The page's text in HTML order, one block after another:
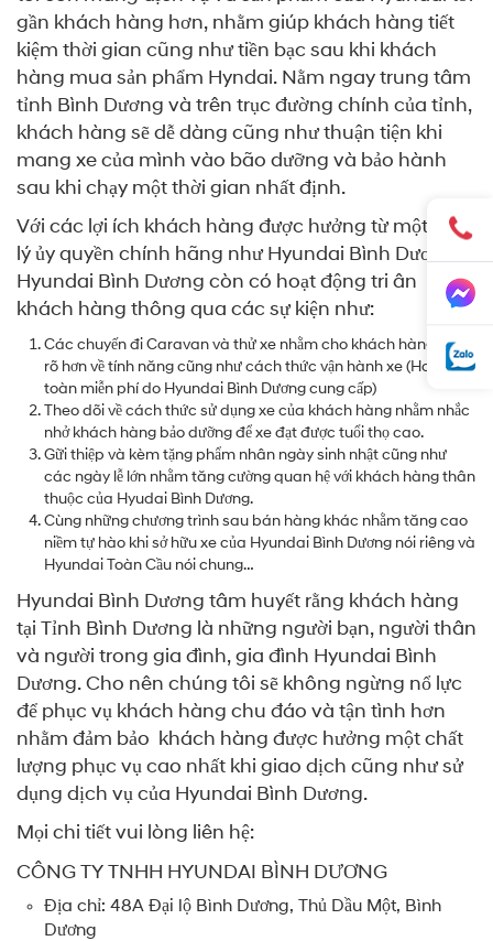
gần khách hàng hơn, nhằm giúp khách hàng tiết
kiệm thời gian cũng như tiền bạc sau khi khách
hàng mua sản phẩm Hyndai. Nằm ngay trung tâm
tỉnh Bình Dương và trên trục đường chính của tỉnh,
khách hàng sẽ dễ dàng cũng như thuận tiện khi
mang xe của mình vào bão dưỡng và bảo hành
sau khi chạy một thời gian nhất định.
Với các lợi ích khách hàng được hưởng từ một Đại
lý ủy quyền chính hãng như Hyundai Bình Dương,
Hyundai Bình Dương còn có hoạt động tri ân
khách hàng thông qua các sự kiện như:
Các chuyến đi Caravan và thử xe nhằm cho khách hàng nẵm
rõ hơn về tính năng cũng như cách thức vận hành xe (Hoàn
toàn miễn phí do Hyundai Bình Dương cung cấp)
Theo dõi về cách thức sử dụng xe của khách hàng nhằm nhắc
nhở khách hàng bảo dưỡng để xe đạt được tuổi thọ cao.
Gữi thiệp và kèm tặng phẩm nhân ngày sinh nhật cũng như
các ngày lễ lớn nhằm tăng cường quan hệ với khách hàng thân
thuộc của Hyudai Bình Dương.
Cùng những chương trình sau bán hàng khác nhằm tăng cao
niềm tự hào khi sở hữu xe của Hyundai Bình Dương nói riêng và
Hyundai Toàn Cầu nói chung…
Hyundai Bình Dương tâm huyết rằng khách hàng
tại Tỉnh Bình Dương là những người bạn, người thân
và người trong gia đình, gia đình Hyundai Bình
Dương. Cho nên chúng tôi sẽ không ngừng nổ lực
để phục vụ khách hàng chu đáo và tận tình hơn
nhằm đảm bảo khách hàng được hưởng một chất
lượng phục vụ cao nhất khi giao dịch cũng như sử
dụng dịch vụ của Hyundai Bình Dương.
Mọi chi tiết vui lòng liên hệ:
CÔNG TY TNHH HYUNDAI BÌNH DƯƠNG
Địa chỉ: 48A Đại lộ Bình Dương, Thủ Dầu Một, Bình
Dương